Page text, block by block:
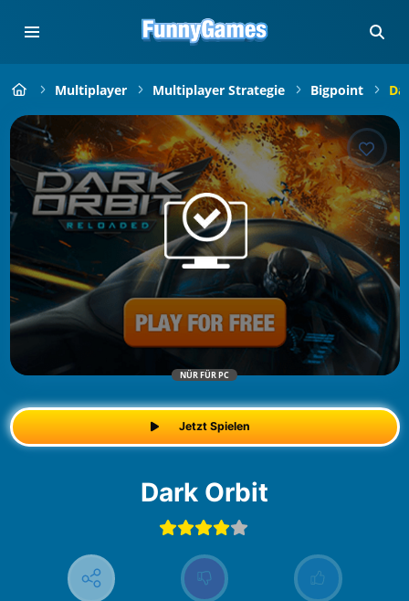
Multiplayer Multiplayer Strategie Bigpoint
NÜR FÜR PC
Jetzt Spielen
Dark Orbit